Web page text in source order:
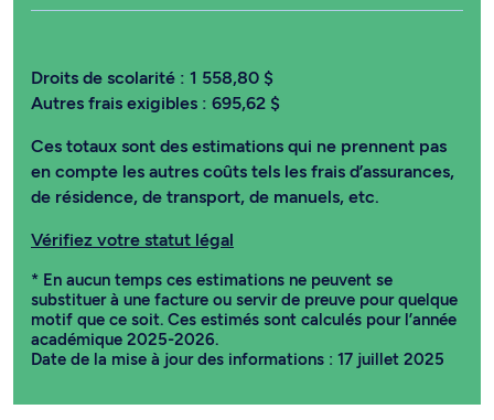
Droits de scolarité : 1 558,80 $
Autres frais exigibles : 695,62 $
Ces totaux sont des estimations qui ne prennent pas
en compte les autres coûts tels les frais d’assurances,
de résidence, de transport, de manuels, etc.
Vérifiez votre statut légal
* En aucun temps ces estimations ne peuvent se
substituer à une facture ou servir de preuve pour quelque
motif que ce soit. Ces estimés sont calculés pour l’année
académique 2025-2026.
Date de la mise à jour des informations : 17 juillet 2025